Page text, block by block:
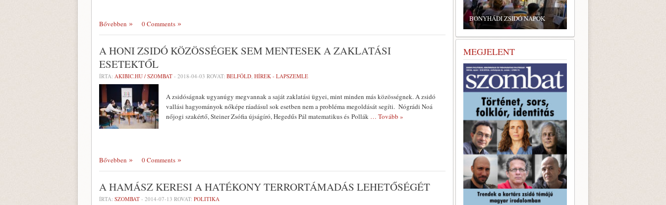
Bővebben 0 Comments
A HONI ZSIDÓ KÖZÖSSÉGEK SEM MENTESEK A ZAKLATÁSI
ESETEKTŐL
ÍRTA: AKIBIC.HU / SZOMBAT - 2018-04-03 ROVAT: BELFÖLD, HÍREK - LAPSZEMLE
A zsidóságnak ugyanúgy megvannak a saját zaklatási ügyei, mint minden más közösségnek. A zsidó
vallási hagyományok nőképe ráadásul sok esetben nem a probléma megoldását segíti. Nógrádi Noá
nőjogi szakértő, Steiner Zsófia újságíró, Hegedűs Pál matematikus és Pollák … Tovább »
Bővebben 0 Comments
A HAMÁSZ KERESI A HATÉKONY TERRORTÁMADÁS LEHETŐSÉGÉT
ÍRTA: SZOMBAT - 2014-07-13 ROVAT: POLITIKA
BONYHÁDI ZSIDÓ NAPOK
MEGJELENT